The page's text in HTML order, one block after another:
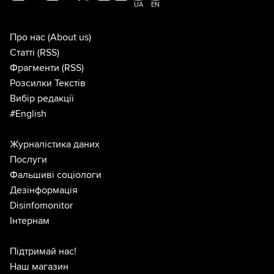
UA EN
Про нас (About us)
Статті (RSS)
Фрагменти (RSS)
Розсилки Текстів
Вибір редакції
#English
Журналістика даних
Послуги
Фальшиві соціологи
Дезінформація
Disinfomonitor
Інтернам
Підтримай нас!
Наш магазин